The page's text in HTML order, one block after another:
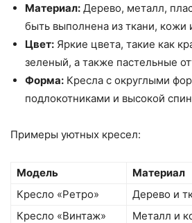
Материал: Дерево, металл,
быть выполнена из ткани, кожи
Цвет: Яркие цвета, такие как
зеленый, а также пастельные
Форма: Кресла с округлыми
подлокотниками и высокой
Примеры уютных кресел:
Модель Материал
Кресло «Ретро»
Дерево и
Кресло «Винтаж»
Металл и